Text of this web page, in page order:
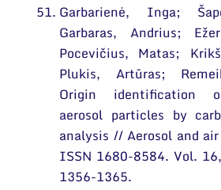
Garbarienė, Inga;
Garbaras, Andrius;
Pocevičius, Matas;
Plukis, Artūras;
Origin identification
aerosol particles by
analysis // Aerosol and
ISSN 1680-8584. Vol.
1356-1365.